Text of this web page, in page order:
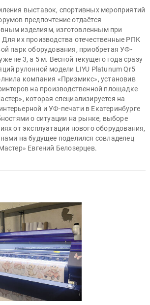
выставок, спортивных мероприятий
предпочтение отдаётся
изделиям, изготовленным при
их производства отечественные РПК
парк оборудования, приобретая УФ-
не 3, а 5 м. Весной текущего года сразу
рулонной модели LIYU Platunum Qr5
компания «Призмикс», установив
на производственной площадке
которая специализируется на
и УФ-печати в Екатеринбурге
о ситуации на рынке, выборе
от эксплуатации нового оборудования,
на будущее поделился совладелец
Евгений Белозерцев.